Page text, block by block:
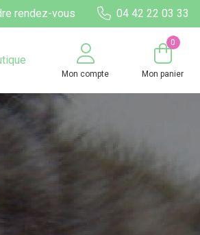
rendez-vous 04 42 22 03 33
Mon compte
0
Mon panier